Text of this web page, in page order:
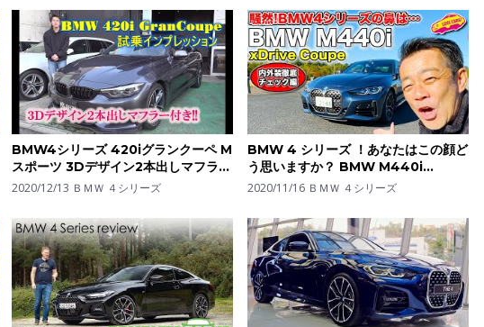
BMW4シリーズ 420iグランクーペ M
スポーツ 3Dデザイン2本出しマフラー
付き!!【輸入車の買取はケーズジャパ
2020/12/13 ＢＭＷ ４シリーズ
BMW 4 シリーズ ！あなたはこの顔ど
う思いますか？ BMW M440i
xDrive クーペ を LOVECARS!TV! 河
2020/11/16 ＢＭＷ ４シリーズ